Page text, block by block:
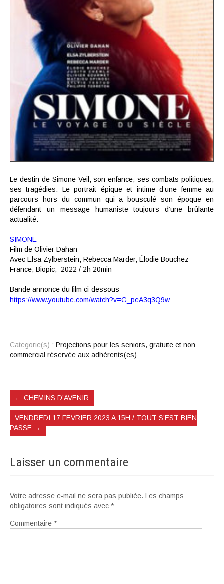
Le destin de Simone Veil, son enfance, ses combats politiques,
ses tragédies. Le portrait épique et intime d’une femme au
parcours hors du commun qui a bousculé son époque en
défendant un message humaniste toujours d’une brûlante
actualité.
SIMONE
Film de Olivier Dahan
Avec Elsa Zylberstein, Rebecca Marder, Élodie Bouchez
France, Biopic, 2022 / 2h 20min
Bande annonce du film ci-dessous
https://www.youtube.com/watch?v=G_peA3q3Q9w
Categorie(s) : Projections pour les seniors, gratuite et non
commercial réservée aux adhérents(es)
← CHEMINS D’AVENIR
VENDREDI 17 FEVRIER 2023 A 15H / TOUT S’EST BIEN
PASSE →
Laisser un commentaire
Votre adresse e-mail ne sera pas publiée. Les champs
obligatoires sont indiqués avec *
Commentaire *